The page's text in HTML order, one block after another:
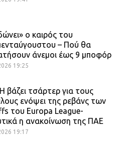
ο καιρός του
– Πού θα
άνεμοι έως 9 μποφόρ
19:25
τσάρτερ για τους
ενόψει της ρεβάνς των
του Europa League-
η ανακοίνωση της ΠΑΕ
19:17